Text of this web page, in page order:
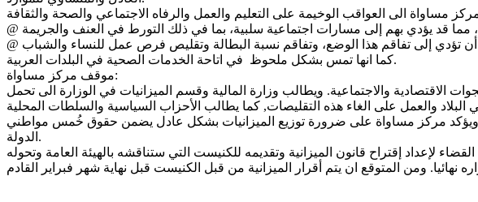
@ يعيش أكثر من نصف السكان العرب في البلالد تحت خط الفقر. ومن شأن التقليصات في ميزانيات الرفاه الاجتماعي أن تؤدي إلى تفاقم هذا الوضع، وتفاقم نسبة البطالة وتقليص فرص عمل للنساء والشباب
كما انها تمس بشكل ملحوظ في اتاحة الخدمات الصحية في البلدات العربية.
موقف مركز مساواة:
الاقتصادية والاجتماعية. ويطالب وزارة المالية وقسم الميزانيات في الوزارة الى تحمل
والعمل على الغاء هذه التقليصات, كما يطالب الأحزاب السياسية والسلطات المحلية
. ويؤكد مركز مساواة على ضرورة توزيع الميزانيات بشكل عادل يضمن حقوق خُمس مواطني
الدولة.
وزارة المالية ووزارة القضاء لإعداد إقتراح قانون الميزانية وتقديمه للكنيست التي ستناقشه بالهيئة العامة وتحوله